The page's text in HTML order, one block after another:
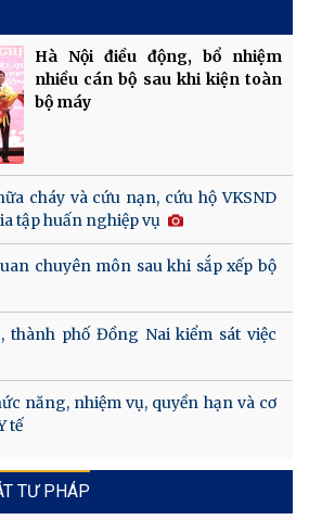
Hà Nội điều động, bổ nhiệm
nhiều cán bộ sau khi kiện toàn
bộ máy
cháy và cứu nạn, cứu hộ VKSND
tập huấn nghiệp vụ
chuyên môn sau khi sắp xếp bộ
thành phố Đồng Nai kiểm sát việc
năng, nhiệm vụ, quyền hạn và cơ
tế
TƯ PHÁP